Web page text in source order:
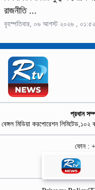
রাজনীতি ...
বৃহস্পতিবার, ০৬ আগস্ট ২০২৬ ,
প্রধান
বেঙ্গল মিডিয়া করপোরেশন
ফোন :
নিউজ রুম
বিজ্ঞাপন :